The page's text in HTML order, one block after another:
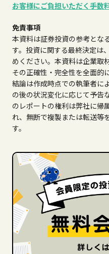
お客様にご負担いただく手数
免責事項
本資料は証券投資の参考とな
す。投資に関する最終決定は
めください。本資料は企業取
その正確性・完全性を全面的
結論は作成時点での執筆者に
の後の状況変化に応じて予告
のレポートの権利は弊社に帰
れ、無断で複製または転送等
す。